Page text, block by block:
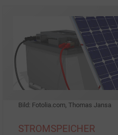
Bild: Fotolia.com, Thomas Jansa
STROMSPEICHER